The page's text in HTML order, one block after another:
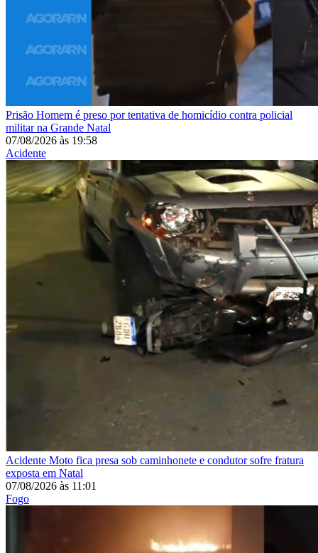
Prisão Homem é preso por tentativa de homicídio contra policial
militar na Grande Natal
07/08/2026 às 19:58
Acidente
Acidente Moto fica presa sob caminhonete e condutor sofre fratura
exposta em Natal
07/08/2026 às 11:01
Fogo